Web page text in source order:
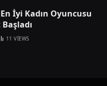
En İyi Kadın Oyuncusu
11VIEWS